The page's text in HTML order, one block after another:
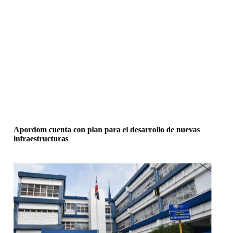
Apordom cuenta con plan para el desarrollo de nuevas
infraestructuras